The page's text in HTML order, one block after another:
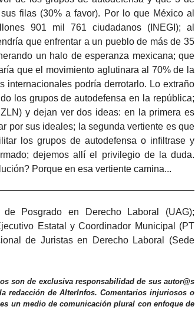
filas (30% a favor). Por lo que México al
901 mil 761 ciudadanos (INEGI); al
que enfrentar a un pueblo de más de 35
un halo de esperanza mexicana; que
que el movimiento aglutinara al 70% de la
podría derrotarlo. Lo extraño
los grupos de autodefensa en la república;
y dejan ver dos ideas: en la primera es
por sus ideales; la segunda vertiente es que
los grupos de autodefensa o infiltrase y
dejemos allí el privilegio de la duda.
Porque en esa vertiente camina...
Posgrado en Derecho Laboral (UAG);
Estatal y Coordinador Municipal (PT
de Juristas en Derecho Laboral (Sede
son de exclusiva responsabilidad de sus autor@s
redacción de AlterInfos. Comentarios injuriosos o
un medio de comunicación plural con enfoque de